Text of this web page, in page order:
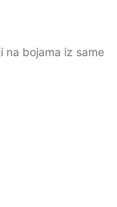
na bojama iz same